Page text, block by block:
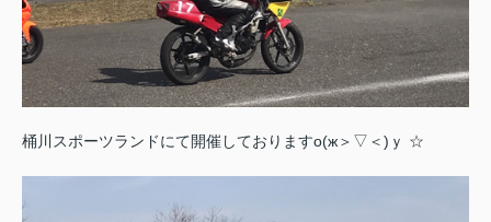
桶川スポーツランドにて開催しておりますо(ж＞▽＜)ｙ ☆